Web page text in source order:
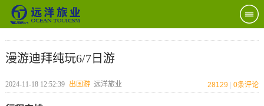
漫游迪拜纯玩6/7日游
2024-11-18 12:52:39 出国游 远洋旅业 28129 0条评论